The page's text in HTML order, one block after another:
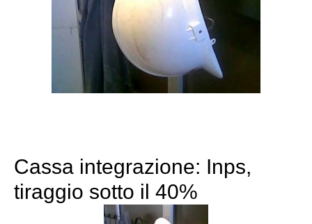
Cassa integrazione: Inps,
tiraggio sotto il 40%